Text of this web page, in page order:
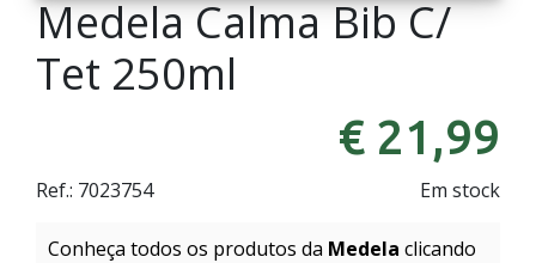
Medela Calma Bib C/
Tet 250ml
€ 21,99
Em stock
Ref.: 7023754
Conheça todos os produtos da Medela clicando